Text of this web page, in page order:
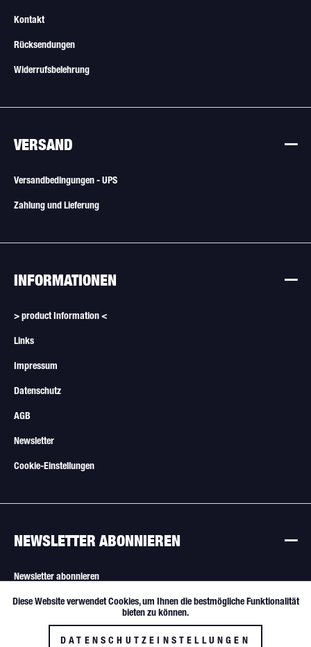
Kontakt
Rücksendungen
Widerrufsbelehrung
VERSAND
Versandbedingungen - UPS
Zahlung und Lieferung
INFORMATIONEN
> product Information <
Links
Impressum
Datenschutz
AGB
Newsletter
Cookie-Einstellungen
NEWSLETTER ABONNIEREN
Newsletter abonnieren
Alle Angebote sind freibleibend. Verkauf nur an Wiederverkäufer und
gewerbliche Käufer.
Funktionale Aktiv
Inaktiv
Diese Website verwendet Cookies, um Ihnen die bestmögliche Funktionalität
bieten zu können.
DATENSCHUTZEINSTELLUNGEN